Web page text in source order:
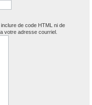
de code HTML ni de
votre adresse courriel.